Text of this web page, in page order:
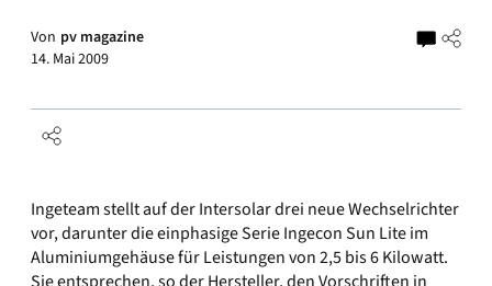
Von pv magazine
14. Mai 2009
Ingeteam stellt auf der Intersolar drei neue Wechselrichter
vor, darunter die einphasige Serie Ingecon Sun Lite im
Aluminiumgehäuse für Leistungen von 2,5 bis 6 Kilowatt.